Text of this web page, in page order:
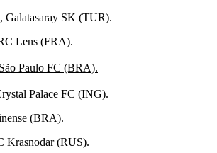
Galatasaray SK (TUR).
Lens (FRA).
Paulo FC (BRA).
Palace FC (ING).
(BRA).
Krasnodar (RUS).